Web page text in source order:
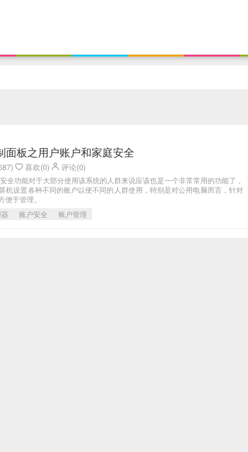
面板之用户账户和家庭安全
喜欢(0) 评论(0)
全功能对于大部分使用该系统的人群来说应该也是一个非常常用的功能了，
机设置各种不同的账户以便不同的人群使用，特别是对公用电脑而言，针对
于管理。
账户安全 账户管理